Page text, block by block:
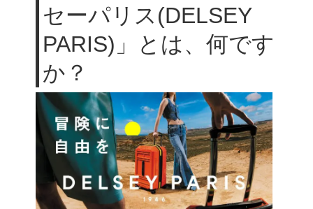
セーパリス(DELSEY
PARIS)」とは、何です
か？